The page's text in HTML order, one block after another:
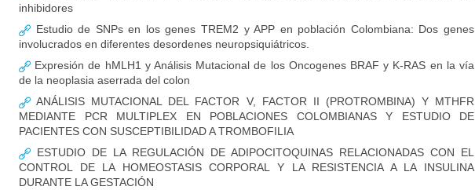
inhibidores
Estudio de SNPs en los genes TREM2 y APP en población Colombiana: Dos genes
involucrados en diferentes desordenes neuropsiquiátricos.
Expresión de hMLH1 y Análisis Mutacional de los Oncogenes BRAF y K-RAS en la vía
de la neoplasia aserrada del colon
ANÁLISIS MUTACIONAL DEL FACTOR V, FACTOR II (PROTROMBINA) Y MTHFR
MEDIANTE PCR MULTIPLEX EN POBLACIONES COLOMBIANAS Y ESTUDIO DE
PACIENTES CON SUSCEPTIBILIDAD A TROMBOFILIA
ESTUDIO DE LA REGULACIÓN DE ADIPOCITOQUINAS RELACIONADAS CON EL
CONTROL DE LA HOMEOSTASIS CORPORAL Y LA RESISTENCIA A LA INSULINA
DURANTE LA GESTACIÓN